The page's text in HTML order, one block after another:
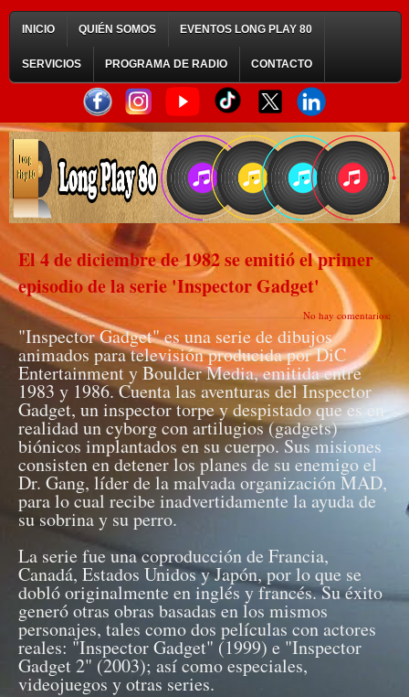
INICIO QUIÉN SOMOS EVENTOS LONG PLAY 80
SERVICIOS PROGRAMA DE RADIO CONTACTO
El 4 de diciembre de 1982 se emitió el primer
episodio de la serie 'Inspector Gadget'
No hay comentarios:
"Inspector Gadget" es una serie de dibujos
animados para televisión producida por DiC
Entertainment y Boulder Media, emitida entre
1983 y 1986. Cuenta las aventuras del Inspector
Gadget, un inspector torpe y despistado que es en
realidad un cyborg con artilugios (gadgets)
biónicos implantados en su cuerpo. Sus misiones
consisten en detener los planes de su enemigo el
Dr. Gang, líder de la malvada organización MAD,
para lo cual recibe inadvertidamente la ayuda de
su sobrina y su perro.
La serie fue una coproducción de Francia,
Canadá, Estados Unidos y Japón, por lo que se
dobló originalmente en inglés y francés. Su éxito
generó otras obras basadas en los mismos
personajes, tales como dos películas con actores
reales: "Inspector Gadget" (1999) e "Inspector
Gadget 2" (2003); así como especiales,
videojuegos y otras series.